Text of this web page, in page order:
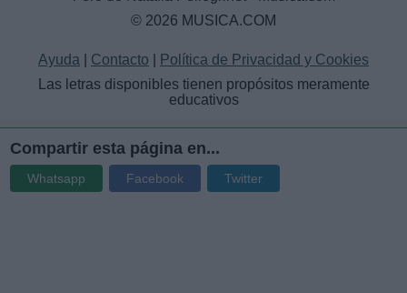
© 2026 MUSICA.COM
Ayuda Contacto
Política de Privacidad y Cookies
Las letras disponibles tienen propósitos meramente
educativos
Compartir esta página en...
Whatsapp Facebook Twitter